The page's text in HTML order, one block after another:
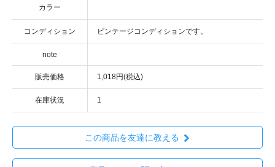
カラー
コンディション
note
販売価格 1,018円(税込)
在庫状況 1
この商品を友達に教える